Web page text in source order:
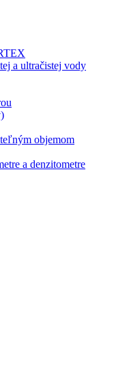
a ultračistej vody
objemom
a denzitometre